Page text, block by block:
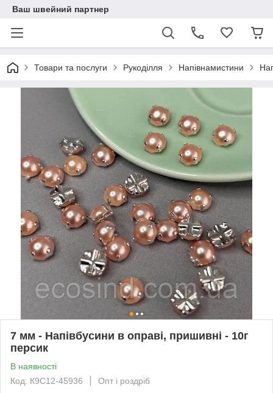
Ваш швейний партнер
Товари та послуги Рукоділля Напівнамистини
7 мм - Напівбусини в оправі, пришивні - 10г
персик
В наявності
Код: К9С12-45936
Опт і роздріб